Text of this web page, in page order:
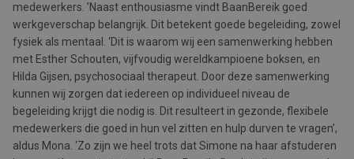
medewerkers. ’Naast enthousiasme vindt BaanBereik goed
werkgeverschap belangrijk. Dit betekent goede begeleiding, zowel
fysiek als mentaal. ‘Dit is waarom wij een samenwerking hebben
met Esther Schouten, vijfvoudig wereldkampioene boksen, en
Hilda Gijsen, psychosociaal therapeut. Door deze samenwerking
kunnen wij zorgen dat iedereen op individueel niveau de
begeleiding krijgt die nodig is. Dit resulteert in gezonde, flexibele
medewerkers die goed in hun vel zitten en hulp durven te vragen’,
aldus Mona. ‘Zo zijn we heel trots dat Simone na haar afstuderen